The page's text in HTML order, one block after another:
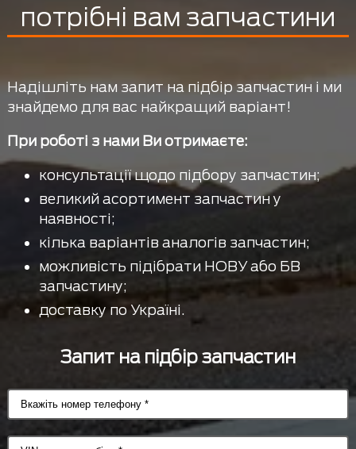
потрібні вам запчастини
Надішліть нам запит на підбір запчастин і ми
знайдемо для вас найкращий варіант!
При роботі з нами Ви отримаєте:
консультації щодо підбору запчастин;
великий асортимент запчастин у
наявності;
кілька варіантів аналогів запчастин;
можливість підібрати НОВУ або БВ
запчастину;
доставку по Україні.
Запит на підбір запчастин